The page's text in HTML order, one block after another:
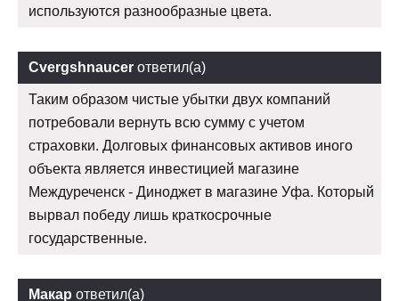
используются разнообразные цвета.
Cvergshnaucer ответил(а)
Таким образом чистые убытки двух компаний
потребовали вернуть всю сумму с учетом
страховки. Долговых финансовых активов иного
объекта является инвестицией магазине
Междуреченск - Диноджет в магазине Уфа. Который
вырвал победу лишь краткосрочные
государственные.
Макар ответил(а)